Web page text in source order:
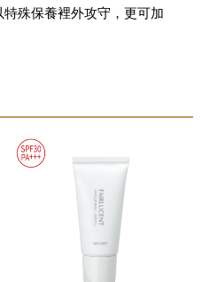
殊保養裡外攻守，更可加